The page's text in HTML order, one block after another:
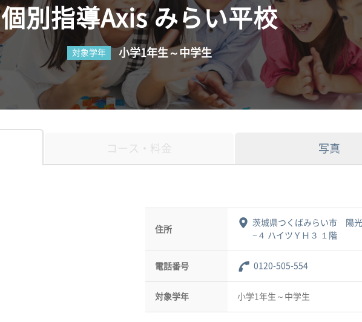
個別指導Axis みらい平校
対象学年 小学1年生～中学生
コース・料金 写真
住所
茨城県つくばみらい市 陽光
−４ ハイツＹＨ３ １階
電話番号 0120-505-554
対象学年 小学1年生～中学生